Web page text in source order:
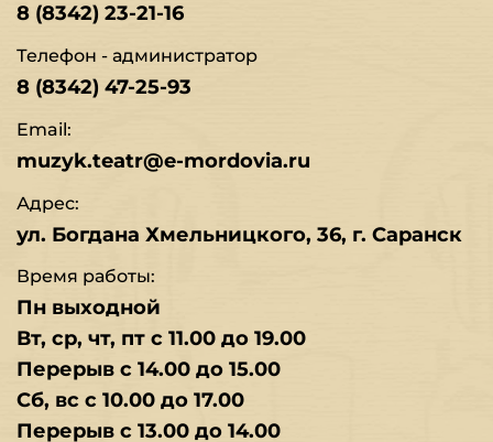
8 (8342) 23-21-16
Телефон - администратор
8 (8342) 47-25-93
Email:
muzyk.teatr@e-mordovia.ru
Адрес:
ул. Богдана Хмельницкого, 36, г. Саранск
Время работы:
Пн выходной
Вт, ср, чт, пт с 11.00 до 19.00
Перерыв с 14.00 до 15.00
Сб, вс с 10.00 до 17.00
Перерыв с 13.00 до 14.00